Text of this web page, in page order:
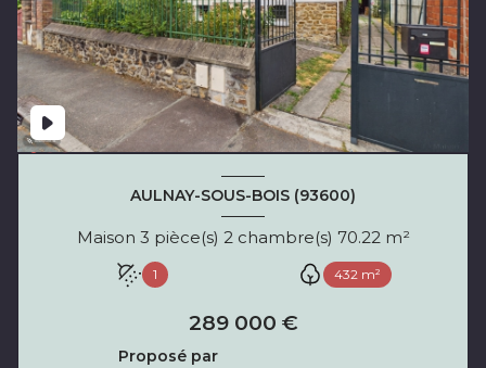
AULNAY-SOUS-BOIS (93600)
Maison 3 pièce(s) 2 chambre(s) 70.22 m²
1 432 m²
289 000 €
Proposé par